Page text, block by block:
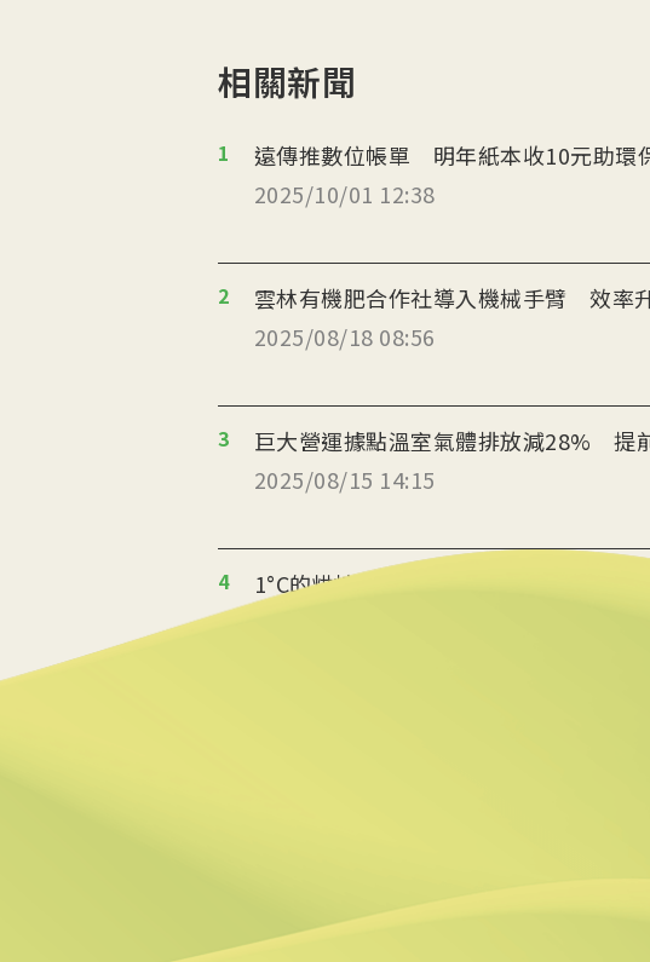
相關新聞
1
遠傳推數位帳單 明年紙本收10元助環
2025/10/01 12:38
2
雲林有機肥合作社導入機械手臂 效率
2025/08/18 08:56
3
巨大營運據點溫室氣體排放減28% 提
2025/08/15 14:15
4
1°C的烘焙革命 起士公爵用數據重建職
2025/08/11 18:54